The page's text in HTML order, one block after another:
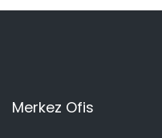
Merkez Ofis